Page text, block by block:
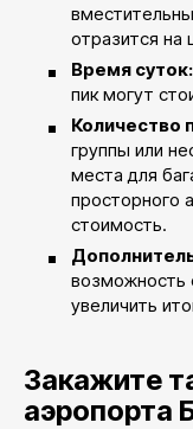
отразится на
Время суток:
пик могут
Количество
группы или
места для
просторного
стоимость.
возможность
увеличить
Закажите
аэропорта